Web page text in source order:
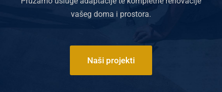
vašeg doma i prostora.
Naši projekti